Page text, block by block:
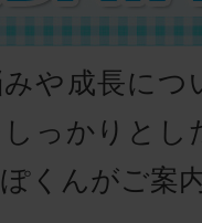
や成長につ
っかりと
くんがご案